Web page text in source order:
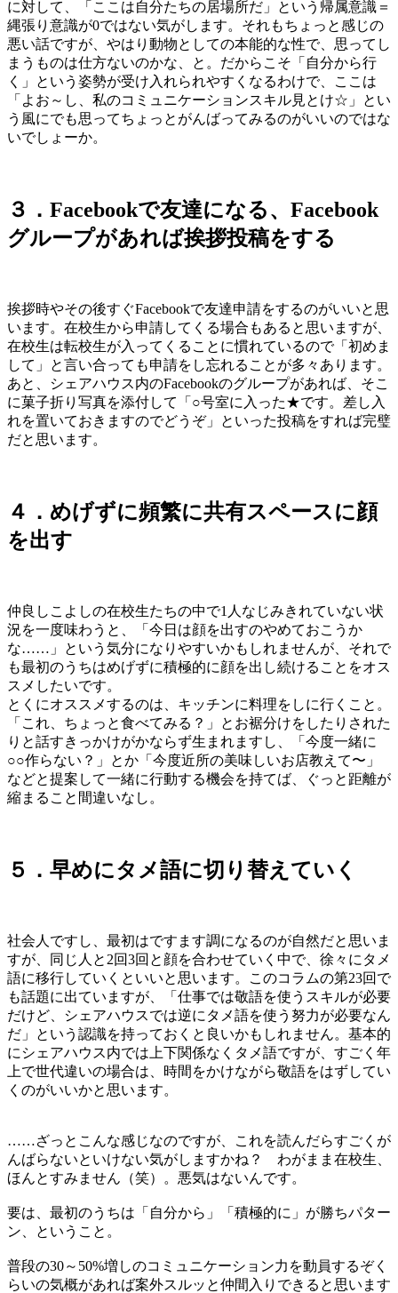
に対して、「ここは自分たちの居場所だ」という帰属意識＝
縄張り意識が0ではない気がします。それもちょっと感じの
悪い話ですが、やはり動物としての本能的な性で、思ってし
まうものは仕方ないのかな、と。だからこそ「自分から行
く」という姿勢が受け入れられやすくなるわけで、ここは
「よお～し、私のコミュニケーションスキル見とけ☆」とい
う風にでも思ってちょっとがんばってみるのがいいのではな
いでしょーか。
３．Facebookで友達になる、Facebook
グループがあれば挨拶投稿をする
挨拶時やその後すぐFacebookで友達申請をするのがいいと思
います。在校生から申請してくる場合もあると思いますが、
在校生は転校生が入ってくることに慣れているので「初めま
して」と言い合っても申請をし忘れることが多々あります。
あと、シェアハウス内のFacebookのグループがあれば、そこ
に菓子折り写真を添付して「○号室に入った★です。差し入
れを置いておきますのでどうぞ」といった投稿をすれば完璧
だと思います。
４．めげずに頻繁に共有スペースに顔
を出す
仲良しこよしの在校生たちの中で1人なじみきれていない状
況を一度味わうと、「今日は顔を出すのやめておこうか
な……」という気分になりやすいかもしれませんが、それで
も最初のうちはめげずに積極的に顔を出し続けることをオス
スメしたいです。
とくにオススメするのは、キッチンに料理をしに行くこと。
「これ、ちょっと食べてみる？」とお裾分けをしたりされた
りと話すきっかけがかならず生まれますし、「今度一緒に
○○作らない？」とか「今度近所の美味しいお店教えて〜」
などと提案して一緒に行動する機会を持てば、ぐっと距離が
縮まること間違いなし。
５．早めにタメ語に切り替えていく
社会人ですし、最初はですます調になるのが自然だと思いま
すが、同じ人と2回3回と顔を合わせていく中で、徐々にタメ
語に移行していくといいと思います。このコラムの第23回で
も話題に出ていますが、「仕事では敬語を使うスキルが必要
だけど、シェアハウスでは逆にタメ語を使う努力が必要なん
だ」という認識を持っておくと良いかもしれません。基本的
にシェアハウス内では上下関係なくタメ語ですが、すごく年
上で世代違いの場合は、時間をかけながら敬語をはずしてい
くのがいいかと思います。
……ざっとこんな感じなのですが、これを読んだらすごくが
んばらないといけない気がしますかね？ わがまま在校生、
ほんとすみません（笑）。悪気はないんです。
要は、最初のうちは「自分から」「積極的に」が勝ちパター
ン、ということ。
普段の30～50%増しのコミュニケーション力を動員するぞく
らいの気概があれば案外スルッと仲間入りできると思います